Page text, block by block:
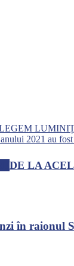
2021 au
DE LA
în raionul